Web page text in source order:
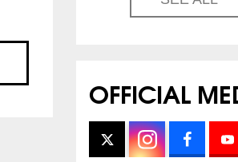
OFFICIAL